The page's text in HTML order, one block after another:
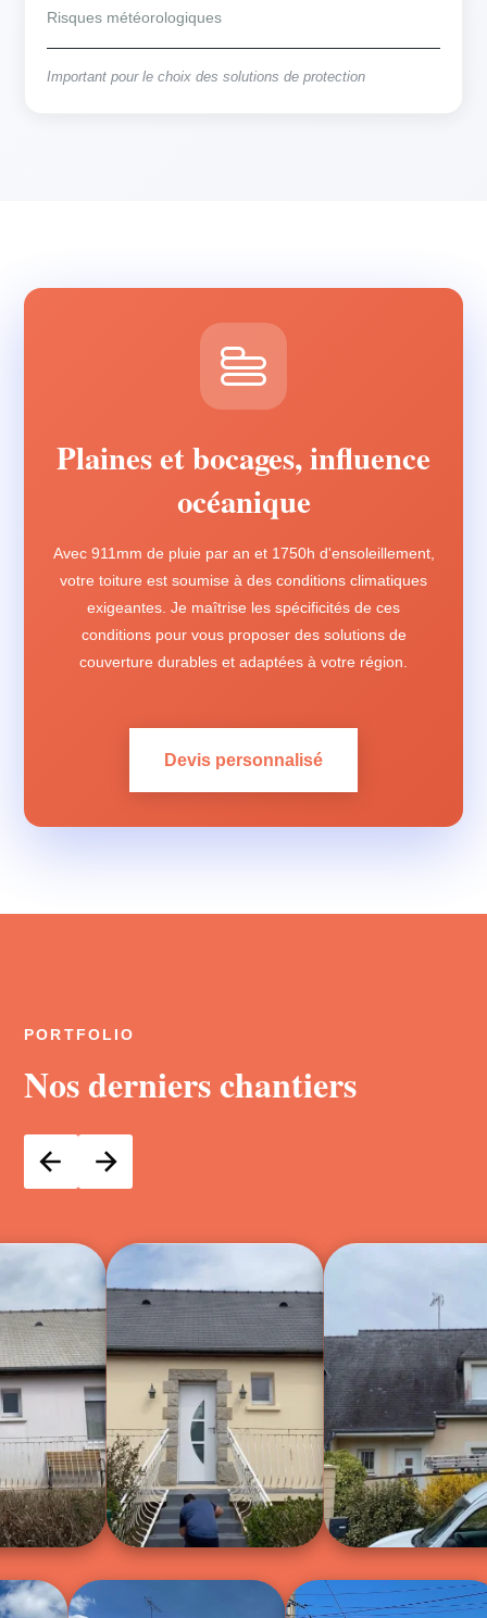
Risques météorologiques
Important pour le choix des solutions de protection
Plaines et bocages, influence
océanique
Avec 911mm de pluie par an et 1750h d'ensoleillement,
votre toiture est soumise à des conditions climatiques
exigeantes. Je maîtrise les spécificités de ces
conditions pour vous proposer des solutions de
couverture durables et adaptées à votre région.
Devis personnalisé
PORTFOLIO
Nos derniers chantiers